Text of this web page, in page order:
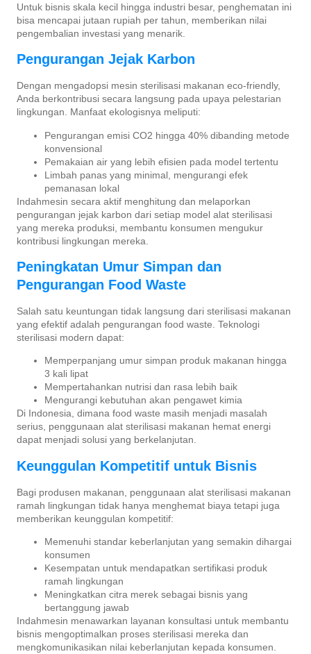
Untuk bisnis skala kecil hingga industri besar, penghematan ini
bisa mencapai jutaan rupiah per tahun, memberikan nilai
pengembalian investasi yang menarik.
Pengurangan Jejak Karbon
Dengan mengadopsi mesin sterilisasi makanan eco-friendly,
Anda berkontribusi secara langsung pada upaya pelestarian
lingkungan. Manfaat ekologisnya meliputi:
Pengurangan emisi CO2 hingga 40% dibanding metode
konvensional
Pemakaian air yang lebih efisien pada model tertentu
Limbah panas yang minimal, mengurangi efek
pemanasan lokal
Indahmesin secara aktif menghitung dan melaporkan
pengurangan jejak karbon dari setiap model alat sterilisasi
yang mereka produksi, membantu konsumen mengukur
kontribusi lingkungan mereka.
Peningkatan Umur Simpan dan
Pengurangan Food Waste
Salah satu keuntungan tidak langsung dari sterilisasi makanan
yang efektif adalah pengurangan food waste. Teknologi
sterilisasi modern dapat:
Memperpanjang umur simpan produk makanan hingga
3 kali lipat
Mempertahankan nutrisi dan rasa lebih baik
Mengurangi kebutuhan akan pengawet kimia
Di Indonesia, dimana food waste masih menjadi masalah
serius, penggunaan alat sterilisasi makanan hemat energi
dapat menjadi solusi yang berkelanjutan.
Keunggulan Kompetitif untuk Bisnis
Bagi produsen makanan, penggunaan alat sterilisasi makanan
ramah lingkungan tidak hanya menghemat biaya tetapi juga
memberikan keunggulan kompetitif:
Memenuhi standar keberlanjutan yang semakin dihargai
konsumen
Kesempatan untuk mendapatkan sertifikasi produk
ramah lingkungan
Meningkatkan citra merek sebagai bisnis yang
bertanggung jawab
Indahmesin menawarkan layanan konsultasi untuk membantu
bisnis mengoptimalkan proses sterilisasi mereka dan
mengkomunikasikan nilai keberlanjutan kepada konsumen.